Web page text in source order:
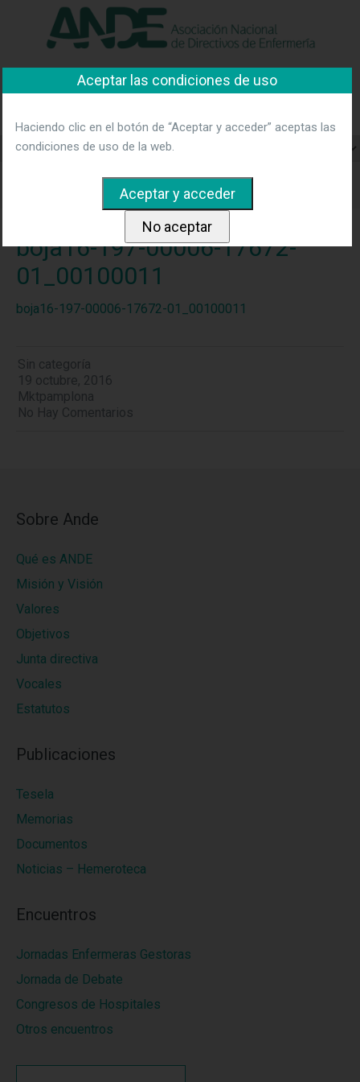
"Ver política"
Asociación Nacional de
Bolsa de empleo
Convocatoria pública del Servicio
Andaluz de Saludboja16-197-00006-17672-01_00100011
boja16-197-00006-17672-
01_00100011
boja16-197-00006-17672-01_00100011
Sin categoría
19 octubre, 2016
Mktpamplona
No Hay Comentarios
Sobre Ande
Qué es ANDE
Misión y Visión
Valores
Objetivos
Junta directiva
Vocales
Estatutos
Publicaciones
Tesela
Memorias
Documentos
Noticias – Hemeroteca
Encuentros
Jornadas Enfermeras Gestoras
Jornada de Debate
Congresos de Hospitales
Otros encuentros
Aceptar las condiciones de uso
Haciendo clic en el botón de “Aceptar y acceder” aceptas las
condiciones de uso de la web.